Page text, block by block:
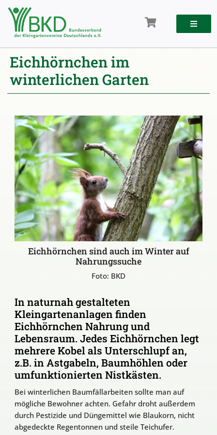
Zum
Inhalt
springen
Eichhörnchen im
winterlichen Garten
Eichhörnchen sind auch im Winter auf
Nahrungssuche
Foto: BKD
In naturnah gestalteten
Kleingartenanlagen finden
Eichhörnchen Nahrung und
Lebensraum. Jedes Eichhörnchen legt
mehrere Kobel als Unterschlupf an,
z.B. in Astgabeln, Baumhöhlen oder
umfunktionierten Nistkästen.
Bei winterlichen Baumfällarbeiten sollte man auf
mögliche Bewohner achten. Gefahr droht außerdem
durch Pestizide und Düngemittel wie Blaukorn, nicht
abgedeckte Regentonnen und steile Teichufer.